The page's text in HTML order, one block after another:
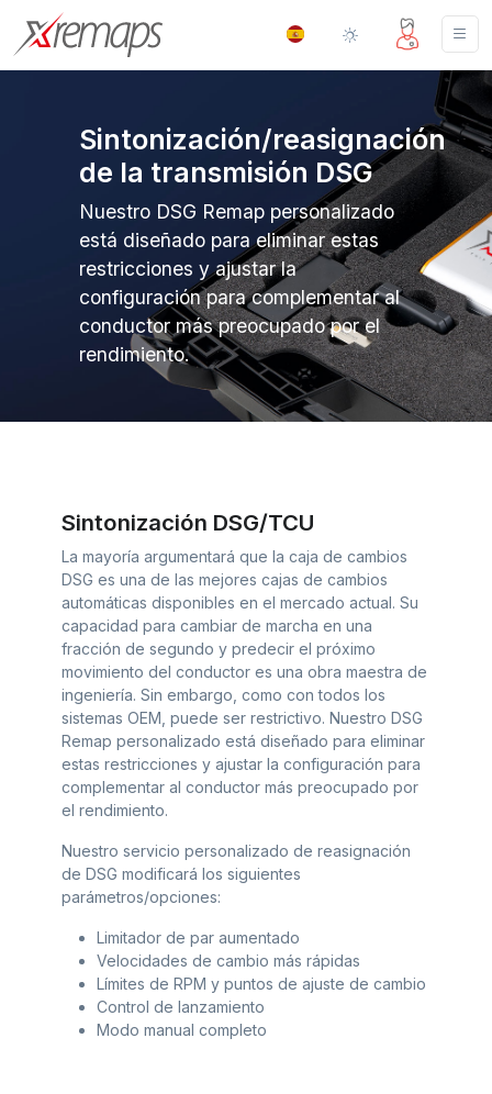
Sintonización/reasignación
de la transmisión DSG
Nuestro DSG Remap personalizado
está diseñado para eliminar estas
restricciones y ajustar la
configuración para complementar al
conductor más preocupado por el
rendimiento.
Sintonización DSG/TCU
La mayoría argumentará que la caja de cambios
DSG es una de las mejores cajas de cambios
automáticas disponibles en el mercado actual. Su
capacidad para cambiar de marcha en una
fracción de segundo y predecir el próximo
movimiento del conductor es una obra maestra de
ingeniería. Sin embargo, como con todos los
sistemas OEM, puede ser restrictivo. Nuestro DSG
Remap personalizado está diseñado para eliminar
estas restricciones y ajustar la configuración para
complementar al conductor más preocupado por
el rendimiento.
Nuestro servicio personalizado de reasignación
de DSG modificará los siguientes
parámetros/opciones:
Limitador de par aumentado
Velocidades de cambio más rápidas
Límites de RPM y puntos de ajuste de cambio
Control de lanzamiento
Modo manual completo